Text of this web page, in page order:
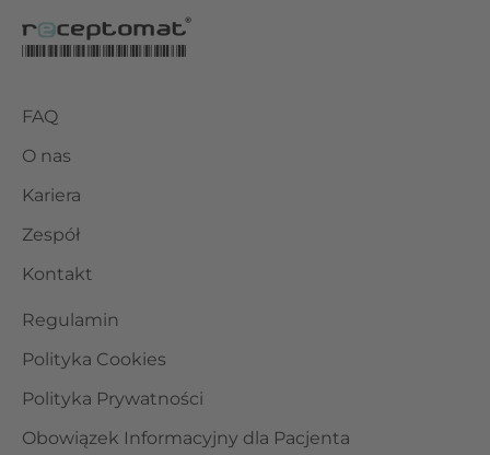
FAQ
O nas
Kariera
Zespół
Kontakt
Regulamin
Polityka Cookies
Polityka Prywatności
Obowiązek Informacyjny dla Pacjenta